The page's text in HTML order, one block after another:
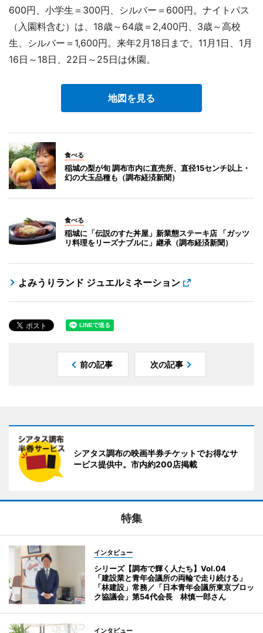
600円、小学生＝300円、シルバー＝600円。ナイトパス
（入園料含む）は、18歳～64歳＝2,400円、3歳～高校
生、シルバー＝1,600円。来年2月18日まで。11月1日、1月
16日～18日、22日～25日は休園。
地図を見る
食べる
稲城の梨が旬 調布市内に直売所、直径15センチ以上・
幻の大玉品種も（調布経済新聞）
食べる
稲城に「伝説のすた丼屋」新業態ステーキ店 「ガッツ
リ料理をリーズナブルに」継承（調布経済新聞）
よみうりランド ジュエルミネーション
前の記事 次の記事
シアタス調布の映画半券チケットでお得なサ
ービス提供中。市内約200店掲載
特集
インタビュー
シリーズ【調布で輝く人たち】Vol.04
「建設業と青年会議所の両輪で走り続ける」
「林建設」常務／「日本青年会議所東京ブロッ
ク協議会」第54代会長 林慎一郎さん
インタビュー